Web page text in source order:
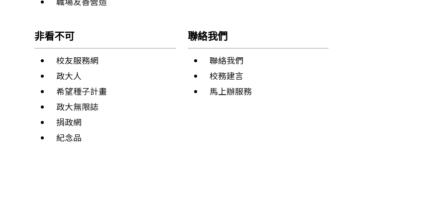
非看不可
校友服務網
政大人
希望種子計畫
政大無限誌
捐政網
紀念品
聯絡我們
聯絡我們
校務建言
馬上辦服務